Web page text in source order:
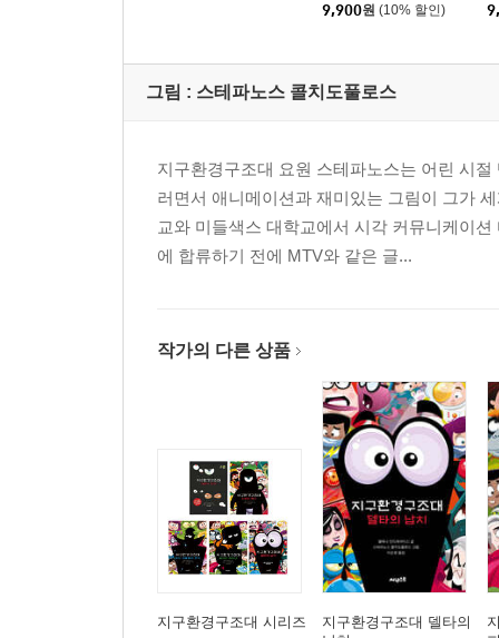
9,900원 (10% 할인)
그림 : 스테파노스 콜치도풀로스
지구환경구조대 요원 스테파노스는 어린 시
러면서 애니메이션과 재미있는 그림이 그가
교와 미들색스 대학교에서 시각 커뮤니케이
에 합류하기 전에 MTV와 같은 글...
작가의 다른 상품
지구환경구조대 시리즈
지구환경구조대 델타의